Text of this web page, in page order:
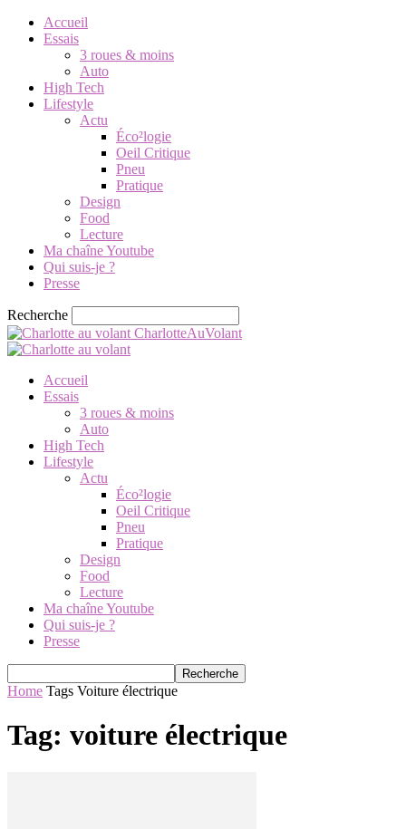
Accueil
Essais
3 roues & moins
Auto
High Tech
Lifestyle
Actu
Éco²logie
Oeil Critique
Pneu
Pratique
Design
Food
Lecture
Ma chaîne Youtube
Qui suis-je ?
Presse
Recherche
CharlotteAuVolant
Accueil
Essais
3 roues & moins
Auto
High Tech
Lifestyle
Actu
Éco²logie
Oeil Critique
Pneu
Pratique
Design
Food
Lecture
Ma chaîne Youtube
Qui suis-je ?
Presse
Home Tags Voiture électrique
Tag: voiture électrique